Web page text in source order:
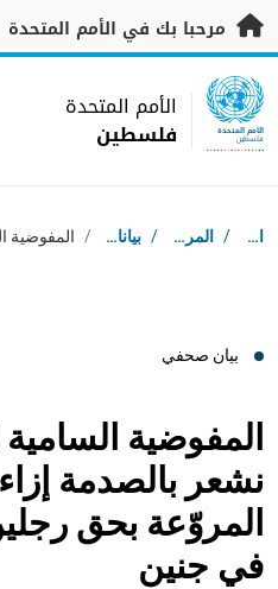
تخطى إلى المحتوى الرئيسي
مرحبا بك في الأمم المتحدة
UN Logo
الأمم المتحدة
فلسطين
الأمم المتحدة
فلسطين
مسار التنقل
استقبال / المركز الإعلامي / بيانات صحفية /
بيان صحفي
المفوضية
نشعر بالصدمة
المروّعة بحق
في جنين